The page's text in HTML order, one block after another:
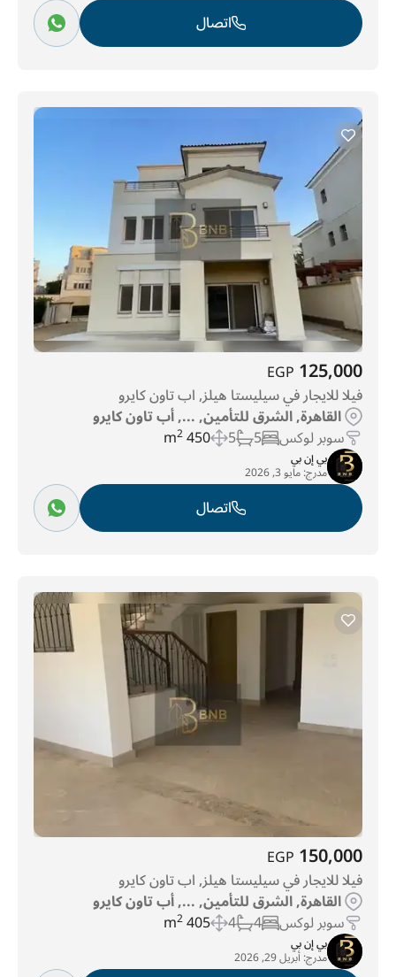
اتصال
125,000
EGP
فيلا للايجار في سيليستا هيلز, اب تاون كايرو
القاهرة, الشرق للتأمين, ..., أب تاون كايرو
سوبر لوكس 5
5
450 m
2
بي إن بي
مدرج:مايو 3, 2026
اتصال
150,000
EGP
فيلا للايجار في سيليستا هيلز, اب تاون كايرو
القاهرة, الشرق للتأمين, ..., أب تاون كايرو
سوبر لوكس 4
4
405 m
2
بي إن بي
مدرج:أبريل 29, 2026